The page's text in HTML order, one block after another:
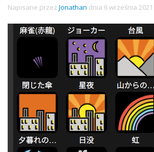
Napisane przez Jonathan dnia 6 września 2021